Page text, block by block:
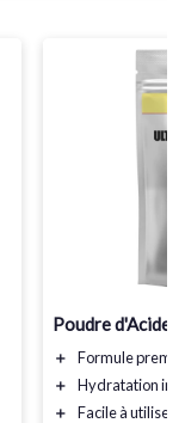
Poudre d'Acide
＋ Formule
＋
Hydratation
＋
Facile à utiliser